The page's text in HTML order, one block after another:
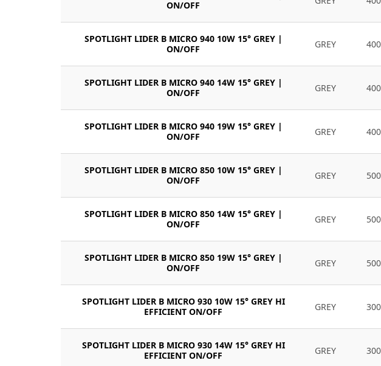
ON/OFF
SPOTLIGHT LIDER B MICRO 940 10W 15° GREY |
ON/OFF
GREY
SPOTLIGHT LIDER B MICRO 940 14W 15° GREY |
ON/OFF
GREY
SPOTLIGHT LIDER B MICRO 940 19W 15° GREY |
ON/OFF
GREY
SPOTLIGHT LIDER B MICRO 850 10W 15° GREY |
ON/OFF
GREY
SPOTLIGHT LIDER B MICRO 850 14W 15° GREY |
ON/OFF
GREY
SPOTLIGHT LIDER B MICRO 850 19W 15° GREY |
ON/OFF
GREY
SPOTLIGHT LIDER B MICRO 930 10W 15° GREY HI
EFFICIENT ON/OFF
GREY
SPOTLIGHT LIDER B MICRO 930 14W 15° GREY HI
EFFICIENT ON/OFF
GREY